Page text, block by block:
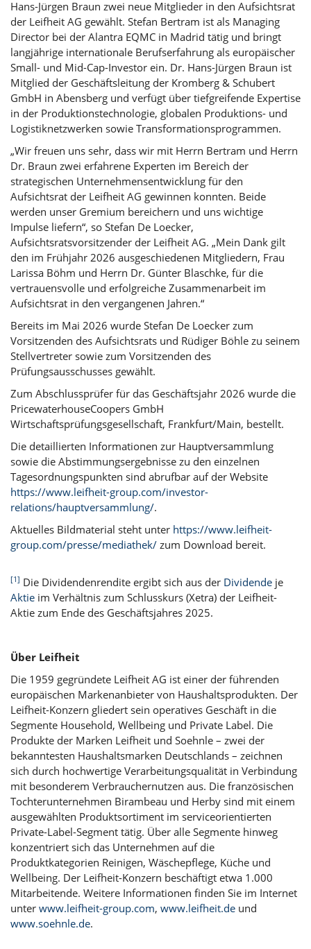
Hans-Jürgen Braun zwei neue Mitglieder in den Aufsichtsrat
der Leifheit AG gewählt. Stefan Bertram ist als Managing
Director bei der Alantra EQMC in Madrid tätig und bringt
langjährige internationale Berufserfahrung als europäischer
Small- und Mid-Cap-Investor ein. Dr. Hans-Jürgen Braun ist
Mitglied der Geschäftsleitung der Kromberg & Schubert
GmbH in Abensberg und verfügt über tiefgreifende Expertise
in der Produktionstechnologie, globalen Produktions- und
Logistiknetzwerken sowie Transformationsprogrammen.
„Wir freuen uns sehr, dass wir mit Herrn Bertram und Herrn
Dr. Braun zwei erfahrene Experten im Bereich der
strategischen Unternehmensentwicklung für den
Aufsichtsrat der Leifheit AG gewinnen konnten. Beide
werden unser Gremium bereichern und uns wichtige
Impulse liefern“, so Stefan De Loecker,
Aufsichtsratsvorsitzender der Leifheit AG. „Mein Dank gilt
den im Frühjahr 2026 ausgeschiedenen Mitgliedern, Frau
Larissa Böhm und Herrn Dr. Günter Blaschke, für die
vertrauensvolle und erfolgreiche Zusammenarbeit im
Aufsichtsrat in den vergangenen Jahren.“
Bereits im Mai 2026 wurde Stefan De Loecker zum
Vorsitzenden des Aufsichtsrats und Rüdiger Böhle zu seinem
Stellvertreter sowie zum Vorsitzenden des
Prüfungsausschusses gewählt.
Zum Abschlussprüfer für das Geschäftsjahr 2026 wurde die
PricewaterhouseCoopers GmbH
Wirtschaftsprüfungsgesellschaft, Frankfurt/Main, bestellt.
Die detaillierten Informationen zur Hauptversammlung
sowie die Abstimmungsergebnisse zu den einzelnen
Tagesordnungspunkten sind abrufbar auf der Website
https://www.leifheit-group.com/investor-
relations/hauptversammlung/.
Aktuelles Bildmaterial steht unter https://www.leifheit-
group.com/presse/mediathek/ zum Download bereit.
[1] Die Dividendenrendite ergibt sich aus der Dividende je
Aktie im Verhältnis zum Schlusskurs (Xetra) der Leifheit-
Aktie zum Ende des Geschäftsjahres 2025.
Über Leifheit
Die 1959 gegründete Leifheit AG ist einer der führenden
europäischen Markenanbieter von Haushaltsprodukten. Der
Leifheit-Konzern gliedert sein operatives Geschäft in die
Segmente Household, Wellbeing und Private Label. Die
Produkte der Marken Leifheit und Soehnle – zwei der
bekanntesten Haushaltsmarken Deutschlands – zeichnen
sich durch hochwertige Verarbeitungsqualität in Verbindung
mit besonderem Verbrauchernutzen aus. Die französischen
Tochterunternehmen Birambeau und Herby sind mit einem
ausgewählten Produktsortiment im serviceorientierten
Private-Label-Segment tätig. Über alle Segmente hinweg
konzentriert sich das Unternehmen auf die
Produktkategorien Reinigen, Wäschepflege, Küche und
Wellbeing. Der Leifheit-Konzern beschäftigt etwa 1.000
Mitarbeitende. Weitere Informationen finden Sie im Internet
unter www.leifheit-group.com, www.leifheit.de und
www.soehnle.de.